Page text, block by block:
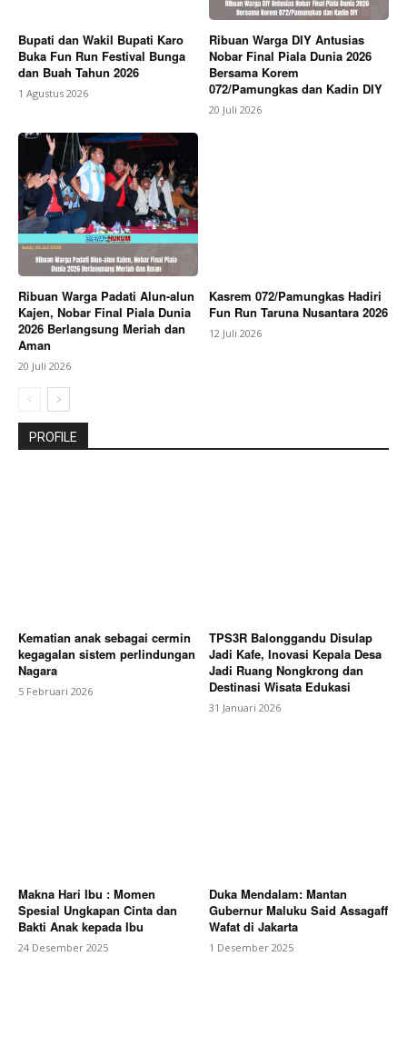
Bupati dan Wakil Bupati Karo
Buka Fun Run Festival Bunga
dan Buah Tahun 2026
1 Agustus 2026
Ribuan Warga DIY Antusias
Nobar Final Piala Dunia 2026
Bersama Korem
072/Pamungkas dan Kadin DIY
20 Juli 2026
Ribuan Warga Padati Alun-alun
Kajen, Nobar Final Piala Dunia
2026 Berlangsung Meriah dan
Aman
20 Juli 2026
Kasrem 072/Pamungkas Hadiri
Fun Run Taruna Nusantara 2026
12 Juli 2026
PROFILE
Kematian anak sebagai cermin
kegagalan sistem perlindungan
Nagara
5 Februari 2026
TPS3R Balonggandu Disulap
Jadi Kafe, Inovasi Kepala Desa
Jadi Ruang Nongkrong dan
Destinasi Wisata Edukasi
31 Januari 2026
Makna Hari Ibu : Momen
Spesial Ungkapan Cinta dan
Bakti Anak kepada Ibu
24 Desember 2025
Duka Mendalam: Mantan
Gubernur Maluku Said Assagaff
Wafat di Jakarta
1 Desember 2025